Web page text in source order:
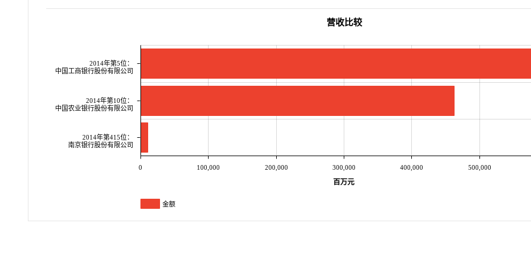
2014年第5位：
中国工商银行股份有限公司
2014年第10位：
中国农业银行股份有限公司
2014年第415位：
南京银行股份有限公司
0 100,000 200,000 300,000 400,000 500,000
百万元
营收比较
金额